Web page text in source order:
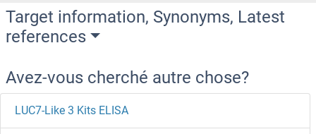
Target information, Synonyms, Latest
references
Avez-vous cherché autre chose?
LUC7-Like 3 Kits ELISA